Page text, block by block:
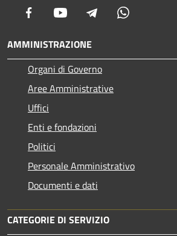
Facebook Youtube Telegram
AMMINISTRAZIONE
Organi di Governo
Aree Amministrative
Uffici
Enti e fondazioni
Politici
Personale Amministrativo
Documenti e dati
CATEGORIE DI SERVIZIO